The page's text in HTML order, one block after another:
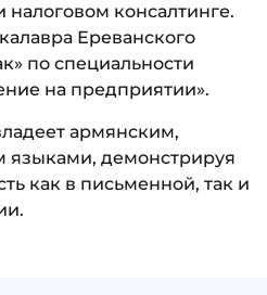
налоговом консалтинге.
Ереванского
по специальности
на предприятии».
армянским,
языками, демонстрируя
как в письменной, так и